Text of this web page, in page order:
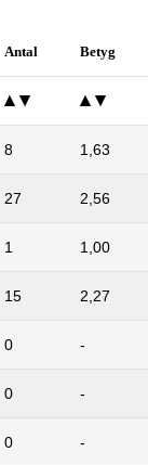
Antal Betyg
8 1,63
27 2,56
1 1,00
15 2,27
0 -
0 -
0 -